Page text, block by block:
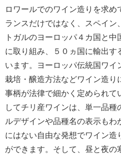
ロワールでのワイン造りを求め
ランスだけではなく、スペイン
トガルのヨーロッパ４カ国と中
に取り組み、５０ヵ国に輸出す
います。ヨーロッパ伝統国ワイ
栽培・醸造方法などワイン造り
事柄が法律で細かく定められて
してチリ産ワインは、単一品種
ルデザインや品種名の表示もわ
にはない自由な発想でワイン造
ができます。そして、昼と夜の